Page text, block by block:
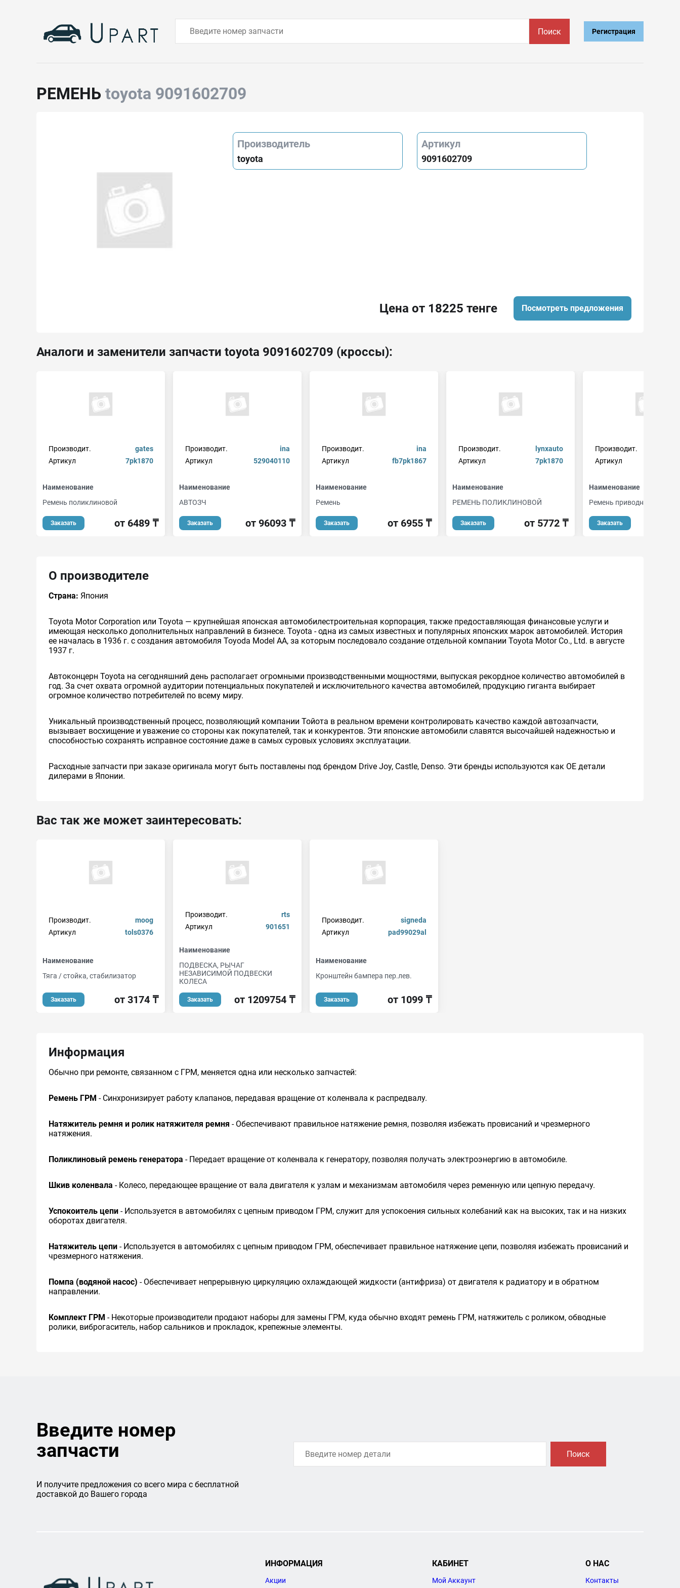
Поиск Регистрация
РЕМЕНЬ toyota 9091602709
Производитель
toyota
Артикул
9091602709
Цена от 18225 тенге Посмотреть предложения
Аналоги и заменители запчасти toyota 9091602709 (кроссы):
Производит.
gates
Артикул
7pk1870
Наименование
Ремень поликлиновой
Заказать от 6489 ₸
Производит.
ina
Артикул
529040110
Наименование
АВТОЗЧ
Заказать от 96093 ₸
Производит.
ina
Артикул
fb7pk1867
Наименование
Ремень
Заказать от 6955 ₸
Производит.
lynxauto
Артикул
7pk1870
Наименование
РЕМЕНЬ ПОЛИКЛИНОВОЙ
Заказать от 5772 ₸
Производит.
Артикул
Наименование
Ремень приводной
Заказать
О производителе
Страна: Япония
Toyota Motor Corporation или Toyota — крупнейшая японская автомобилестроительная корпорация, также предоставляющая финансовые услуги и
имеющая несколько дополнительных направлений в бизнесе. Toyota - одна из самых известных и популярных японских марок автомобилей. История
ее началась в 1936 г. с создания автомобиля Toyoda Model AA, за которым последовало создание отдельной компании Toyota Motor Co., Ltd. в августе
1937 г.
Автоконцерн Toyota на сегодняшний день располагает огромными производственными мощностями, выпуская рекордное количество автомобилей в
год. За счет охвата огромной аудитории потенциальных покупателей и исключительного качества автомобилей, продукцию гиганта выбирает
огромное количество потребителей по всему миру.
Уникальный производственный процесс, позволяющий компании Тойота в реальном времени контролировать качество каждой автозапчасти,
вызывает восхищение и уважение со стороны как покупателей, так и конкурентов. Эти японские автомобили славятся высочайшей надежностью и
способностью сохранять исправное состояние даже в самых суровых условиях эксплуатации.
Расходные запчасти при заказе оригинала могут быть поставлены под брендом Drive Joy, Castle, Denso. Эти бренды используются как ОЕ детали
дилерами в Японии.
Вас так же может заинтересовать:
Производит.
moog
Артикул
tols0376
Наименование
Тяга / стойка, стабилизатор
Заказать от 3174 ₸
Производит.
rts
Артикул
901651
Наименование
ПОДВЕСКА, РЫЧАГ
НЕЗАВИСИМОЙ ПОДВЕСКИ
КОЛЕСА
Заказать от 1209754 ₸
Производит.
signeda
Артикул
pad99029al
Наименование
Кронштейн бампера пер.лев.
Заказать от 1099 ₸
Информация
Обычно при ремонте, связанном с ГРМ, меняется одна или несколько запчастей:
Ремень ГРМ - Синхронизирует работу клапанов, передавая вращение от коленвала к распредвалу.
Натяжитель ремня и ролик натяжителя ремня - Обеспечивают правильное натяжение ремня, позволяя избежать провисаний и чрезмерного
натяжения.
Поликлиновый ремень генератора - Передает вращение от коленвала к генератору, позволяя получать электроэнергию в автомобиле.
Шкив коленвала - Колесо, передающее вращение от вала двигателя к узлам и механизмам автомобиля через ременную или цепную передачу.
Успокоитель цепи - Используется в автомобилях с цепным приводом ГРМ, служит для успокоения сильных колебаний как на высоких, так и на низких
оборотах двигателя.
Натяжитель цепи - Используется в автомобилях с цепным приводом ГРМ, обеспечивает правильное натяжение цепи, позволяя избежать провисаний и
чрезмерного натяжения.
Помпа (водяной насос) - Обеспечивает непрерывную циркуляцию охлаждающей жидкости (антифриза) от двигателя к радиатору и в обратном
направлении.
Комплект ГРМ - Некоторые производители продают наборы для замены ГРМ, куда обычно входят ремень ГРМ, натяжитель с роликом, обводные
ролики, виброгаситель, набор сальников и прокладок, крепежные элементы.
Введите номер
запчасти
И получите предложения со всего мира с бесплатной
доставкой до Вашего города
Поиск
ИНФОРМАЦИЯ
Акции
КАБИНЕТ
Мой Аккаунт
О НАС
Контакты